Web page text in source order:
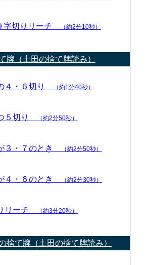
字切りリーチ （約2分10秒）
牌（土田の捨て牌読み）
４・６切り （約1分40秒）
５切り （約2分50秒）
３・７のとき （約2分50秒）
４・６のとき （約2分30秒）
リーチ （約3分20秒）
捨て牌（土田の捨て牌読み）